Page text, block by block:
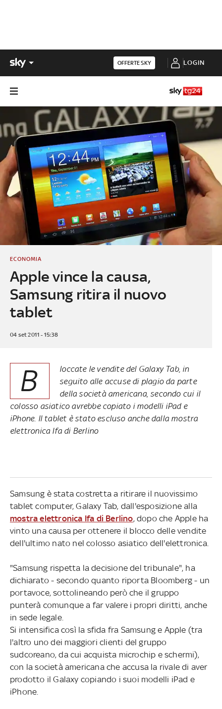
OFFERTE SKY LOGIN
Apple vince la causa,
Samsung ritira il nuovo
tablet
ECONOMIA
04 set 2011 - 15:38
B
loccate le vendite del Galaxy Tab, in
seguito alle accuse di plagio da parte
della società americana, secondo cui il
colosso asiatico avrebbe copiato i modelli iPad e
iPhone. Il tablet è stato escluso anche dalla mostra
elettronica Ifa di Berlino
Samsung è stata costretta a ritirare il nuovissimo
tablet computer, Galaxy Tab, dall'esposizione alla
mostra elettronica Ifa di Berlino, dopo che Apple ha
vinto una causa per ottenere il blocco delle vendite
dell'ultimo nato nel colosso asiatico dell'elettronica.
"Samsung rispetta la decisione del tribunale", ha
dichiarato - secondo quanto riporta Bloomberg - un
portavoce, sottolineando però che il gruppo
punterà comunque a far valere i propri diritti, anche
in sede legale.
Si intensifica così la sfida fra Samsung e Apple (tra
l'altro uno dei maggiori clienti del gruppo
sudcoreano, da cui acquista microchip e schermi),
con la società americana che accusa la rivale di aver
prodotto il Galaxy copiando i suoi modelli iPad e
iPhone.